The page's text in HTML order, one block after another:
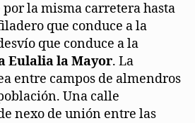
la misma carretera hasta
que conduce a la
que conduce a la
Eulalia la Mayor. La
entre campos de almendros
Una calle
nexo de unión entre las